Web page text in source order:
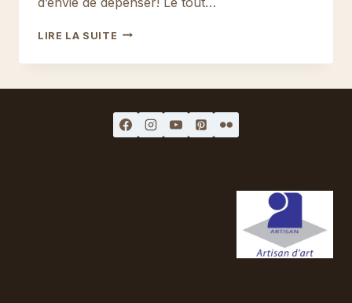
LIRE LA SUITE POUR
ROMANTIQUES…
PRAGMATIQUES